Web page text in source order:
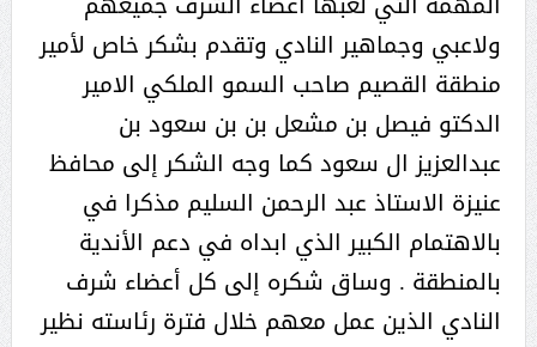
ولاعبي وجماهير النادي وتقدم بشكر خاص لأمير
منطقة القصيم صاحب السمو الملكي الامير
الدكتو فيصل بن مشعل بن بن سعود بن
عبدالعزيز ال سعود كما وجه الشكر إلى محافظ
عنيزة الاستاذ عبد الرحمن السليم مذكرا في
بالاهتمام الكبير الذي ابداه في دعم الأندية
بالمنطقة . وساق شكره إلى كل أعضاء شرف
النادي الذين عمل معهم خلال فترة رئاسته نظير